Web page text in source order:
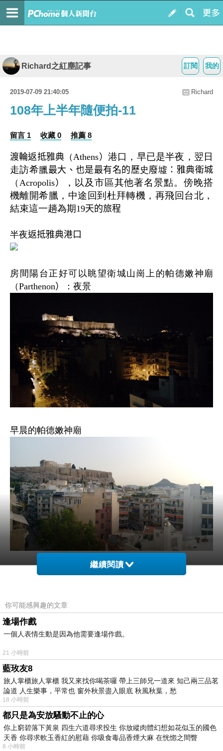
我的
訂閱
Richard之紅塵記事
2019-07-09 21:40:05 Richard
108年上半年隨便拍-11
留言 1 收藏 0 推薦 8
渡輪返抵雅典 （Athens） 港口，早已是半夜， 翌日
走訪希臘最大、也是最有名的歷史 廢墟 ：雅典衛城
（ Acropolis）
，以及市區其他著名景點。傍晚搭
機離開希臘， 中途回到杜拜轉機， 再飛回台北，
結束這一趟為期19天的旅程
半夜返抵雅典港口
房間陽台正好可以眺望衛城山崗上的帕德嫩神廟
（Parthenon） ：夜景
早晨的帕德嫩神廟
帕德嫩神廟
彼時，東正敎的復活節即將到來
繼續閱讀
你可能感興趣的文章
逢場作戲
一個人表情生動是因為他需要逢場作戲。
21 小時前
藍玫友8
旅人掌櫃旅人掌櫃 我又來找你喝茶囉 帶上三師兄一道來 知己兩三品茗
論道 人生樂事，平常也 窗外秋景盡入眼底 秋風秋葉，愁
18 小時前
都只是為安放騷動不止的心
你上窮碧落下黃泉 四生六道尋求投生 你放縱肉體幻想如花似玉的國色
天香 你尋求軟玉香紅的慰藉 你吸食毒品香煙大麻 在恍惚之間瞥
8 小時前